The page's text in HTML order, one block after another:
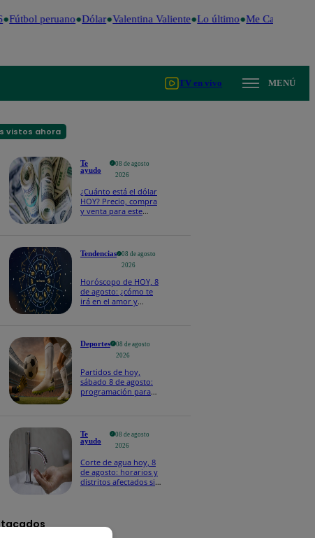
Fútbol peruano Dólar Valentina Valiente Lo último Me Caigo de
TV en vivo MENÚ
vistos ahora
Te
ayudo
08 de agosto
2026
¿Cuánto está el dólar
HOY? Precio, compra
y venta para este
Tendencias
08 de agosto
2026
Horóscopo de HOY, 8
de agosto: ¿cómo te
irá en el amor y
Deportes
08 de agosto
2026
Partidos de hoy,
sábado 8 de agosto:
programación para
Te
ayudo
08 de agosto
2026
Corte de agua hoy, 8
de agosto: horarios y
distritos afectados sin